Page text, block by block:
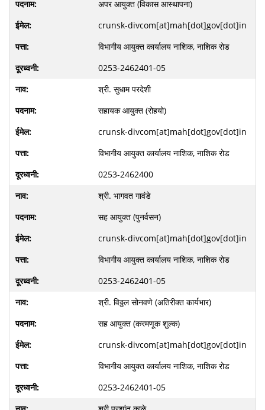
अपर आयुक्त (विकास आस्थापना)
crunsk-divcom[at]mah[dot]gov[dot]in
विभागीय आयुक्त कार्यालय नाशिक, नाशिक रोड
0253-2462401-05
श्री. सुधाम परदेशी
सहायक आयुक्त (रोहयो)
crunsk-divcom[at]mah[dot]gov[dot]in
विभागीय आयुक्त कार्यालय नाशिक, नाशिक रोड
0253-2462400
श्री. भागवत गावंडे
सह आयुक्त (पुनर्वसन)
crunsk-divcom[at]mah[dot]gov[dot]in
विभागीय आयुक्त कार्यालय नाशिक, नाशिक रोड
0253-2462401-05
श्री. विठ्ठल सोनवणे (अतिरीक्त कार्यभार)
सह आयुक्त (करमणूक शुल्क)
crunsk-divcom[at]mah[dot]gov[dot]in
विभागीय आयुक्त कार्यालय नाशिक, नाशिक रोड
0253-2462401-05